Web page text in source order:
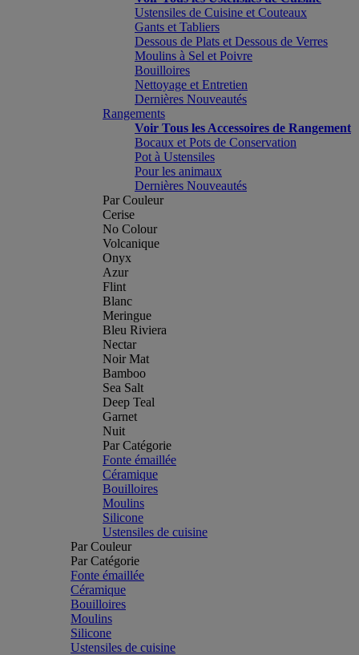
Ustensiles de Cuisine et Couteaux
Gants et Tabliers
Dessous de Plats et Dessous de Verres
Moulins à Sel et Poivre
Bouilloires
Nettoyage et Entretien
Dernières Nouveautés
Rangements
Voir Tous les Accessoires de Rangement
Bocaux et Pots de Conservation
Pot à Ustensiles
Pour les animaux
Dernières Nouveautés
Par Couleur
Cerise
No Colour
Volcanique
Onyx
Azur
Flint
Blanc
Meringue
Bleu Riviera
Nectar
Noir Mat
Bamboo
Sea Salt
Deep Teal
Garnet
Nuit
Par Catégorie
Fonte émaillée
Céramique
Bouilloires
Moulins
Silicone
Ustensiles de cuisine
Par Couleur
Par Catégorie
Fonte émaillée
Céramique
Bouilloires
Moulins
Silicone
Ustensiles de cuisine